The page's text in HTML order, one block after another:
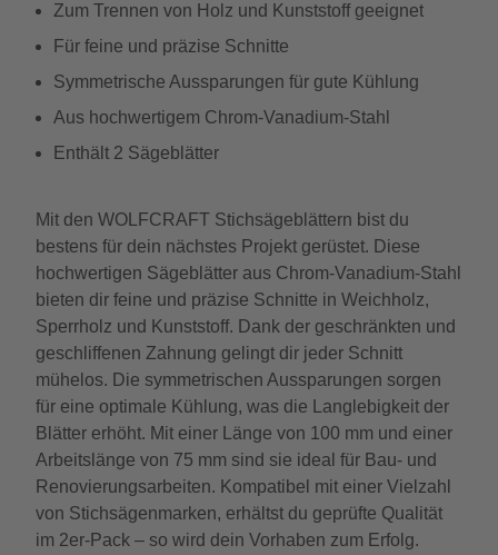
Zum Trennen von Holz und Kunststoff geeignet
Für feine und präzise Schnitte
Symmetrische Aussparungen für gute Kühlung
Aus hochwertigem Chrom-Vanadium-Stahl
Enthält 2 Sägeblätter
Mit den WOLFCRAFT Stichsägeblättern bist du
bestens für dein nächstes Projekt gerüstet. Diese
hochwertigen Sägeblätter aus Chrom-Vanadium-Stahl
bieten dir feine und präzise Schnitte in Weichholz,
Sperrholz und Kunststoff. Dank der geschränkten und
geschliffenen Zahnung gelingt dir jeder Schnitt
mühelos. Die symmetrischen Aussparungen sorgen
für eine optimale Kühlung, was die Langlebigkeit der
Blätter erhöht. Mit einer Länge von 100 mm und einer
Arbeitslänge von 75 mm sind sie ideal für Bau- und
Renovierungsarbeiten. Kompatibel mit einer Vielzahl
von Stichsägenmarken, erhältst du geprüfte Qualität
im 2er-Pack – so wird dein Vorhaben zum Erfolg.